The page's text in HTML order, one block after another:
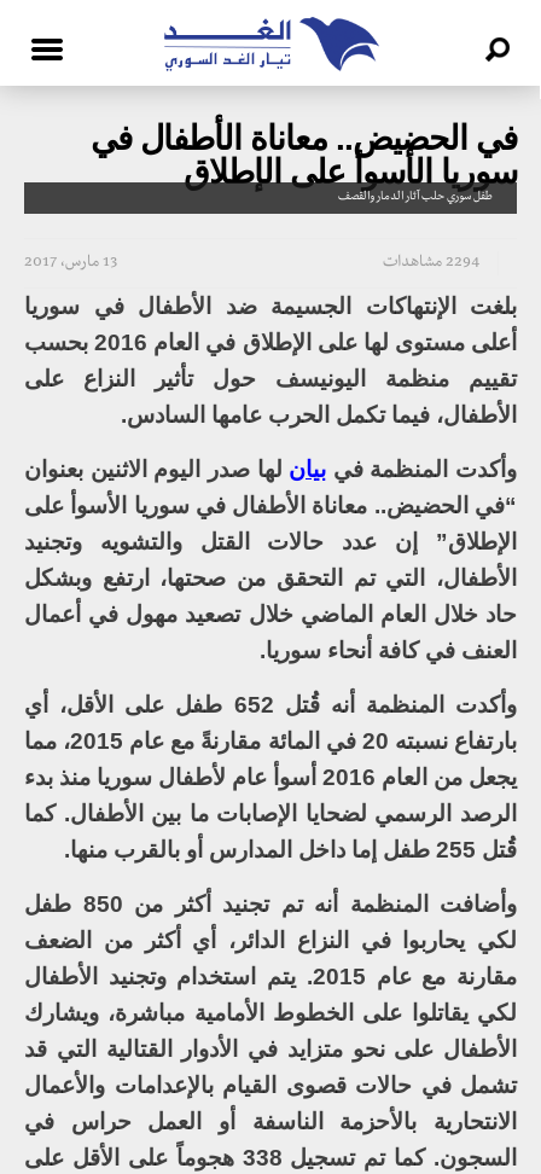
في الحضيض.. معاناة الأطفال في
سوريا الأسوأ على الإطلاق
طفل سوري حلب آثار الدمار والقصف
13 مارس، 2017 2294 مشاهدات
بلغت الإنتهاكات الجسيمة ضد الأطفال في سوريا
أعلى مستوى لها على الإطلاق في العام 2016 بحسب
تقييم منظمة اليونيسف حول تأثير النزاع على
الأطفال، فيما تكمل الحرب عامها السادس.
وأكدت المنظمة في بيانلها صدر اليوم الاثنين بعنوان
“في الحضيض.. معاناة الأطفال في سوريا الأسوأ على
الإطلاق” إن عدد حالات القتل والتشويه وتجنيد
الأطفال، التي تم التحقق من صحتها، ارتفع وبشكل
حاد خلال العام الماضي خلال تصعيد مهول في أعمال
العنف في كافة أنحاء سوريا.
وأكدت المنظمة أنه قُتل 652 طفل على الأقل، أي
بارتفاع نسبته 20 في المائة مقارنةً مع عام 2015، مما
يجعل من العام 2016 أسوأ عام لأطفال سوريا منذ بدء
الرصد الرسمي لضحايا الإصابات ما بين الأطفال. كما
قُتل 255 طفل إما داخل المدارس أو بالقرب منها.
وأضافت المنظمة أنه تم تجنيد أكثر من 850 طفل
لكي يحاربوا في النزاع الدائر، أي أكثر من الضعف
مقارنة مع عام 2015. يتم استخدام وتجنيد الأطفال
لكي يقاتلوا على الخطوط الأمامية مباشرة، ويشارك
الأطفال على نحو متزايد في الأدوار القتالية التي قد
تشمل في حالات قصوى القيام بالإعدامات والأعمال
الانتحارية بالأحزمة الناسفة أو العمل حراس في
السجون. كما تم تسجيل 338 هجوماً على الأقل على